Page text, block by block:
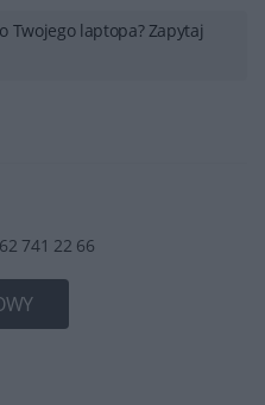
Twojego laptopa? Zapytaj
741 22 66